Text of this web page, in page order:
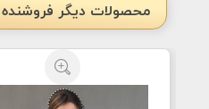
محصولات دیگر فروشنده